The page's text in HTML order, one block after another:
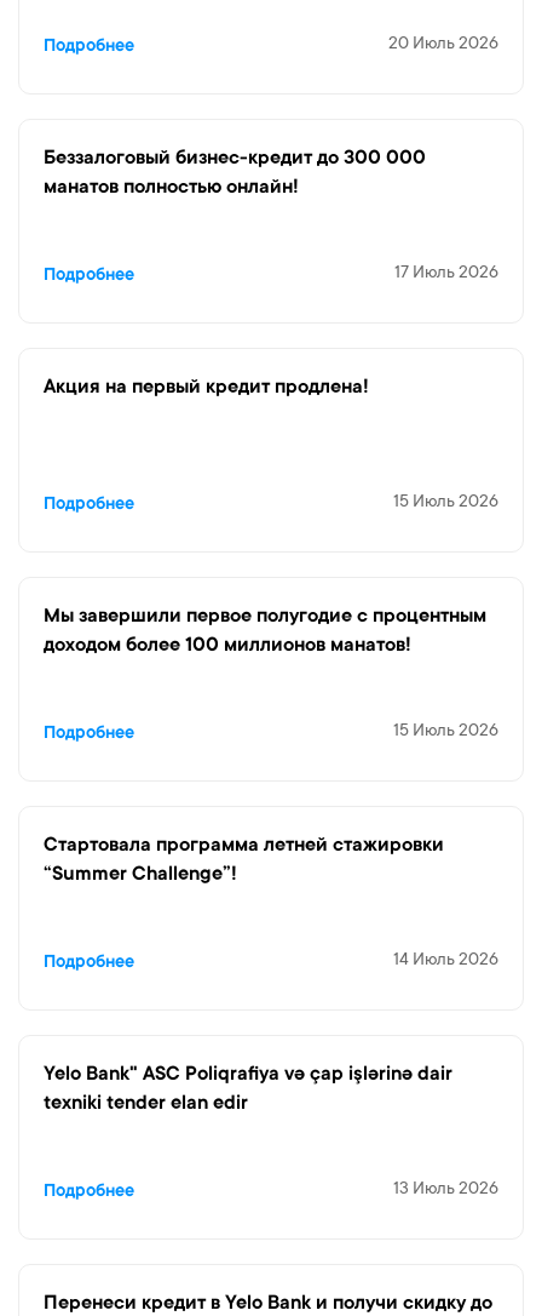
Подробнее 20 Июль 2026
Беззалоговый бизнес-кредит до 300 000
манатов полностью онлайн!
Подробнее 17 Июль 2026
Aкция на первый кредит продлена!
Подробнее 15 Июль 2026
Мы завершили первое полугодие с процентным
доходом более 100 миллионов манатов!
Подробнее 15 Июль 2026
Cтартовала программа летней стажировки
“Summer Challenge”!
Подробнее 14 Июль 2026
Yelo Bank" ASC Poliqrafiya və çap işlərinə dair
texniki tender elan edir
Подробнее 13 Июль 2026
Перенеси кредит в Yelo Bank и получи скидку до